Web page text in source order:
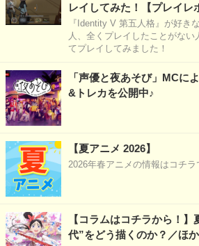
レイしてみた！【プレイレ
『Identity V 第五人格』が好き
人、全くプレイしたことがな
てプレイしてみました！
「声優と夜あそび」MCに
&トレカを公開中♪
【夏アニメ 2026】
2026年春アニメの情報はコチラ
【コラムはコチラから！
代”をどう描くのか？／ほか